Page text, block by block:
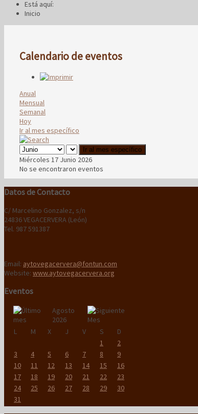
Está aquí:
Inicio
Calendario de eventos
Anual
Mensual
Semanal
Hoy
Ir al mes específico
Ir al mes específico
Miércoles 17 Junio 2026
No se encontraron eventos
Datos de Contacto
C/ Marcelino Gonzalez, s/n
24836 VEGACERVERA (León)
Tel. 987 591387
Email: aytovegacervera@fontun.com
Website: www.aytovegacervera.org
Eventos
Agosto
2026
L
M X J V S
D
1
2
3
4 5 6 7 8
9
10
11 12 13 14 15
16
17
18 19 20 21 22
23
24
25 26 27 28 29
30
31